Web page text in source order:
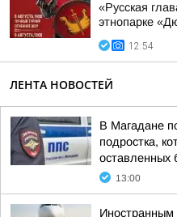
«Русская
этнопарке
12:54
ЛЕНТА НОВОСТЕЙ
В Магадане
подростка,
оставленных
13:00
Иностранным